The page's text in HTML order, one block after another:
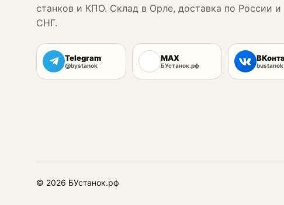
станков и КПО. Склад в Орле, доставка по России и
СНГ.
Telegram
@bystanok
MAX
БУстанок.рф bustanok
© 2026 БУстанок.рф